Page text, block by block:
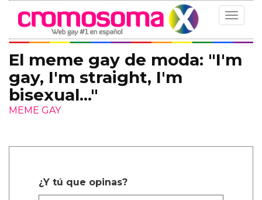
Toggle
El meme gay de moda: "I'm
gay, I'm straight, I'm
bisexual..."
MEME GAY
¿Y tú que opinas?